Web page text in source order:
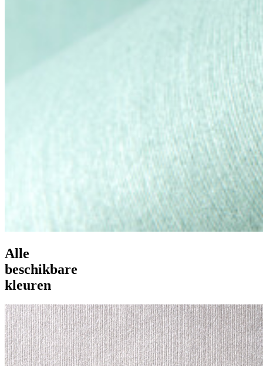
Alle
beschikbare
kleuren